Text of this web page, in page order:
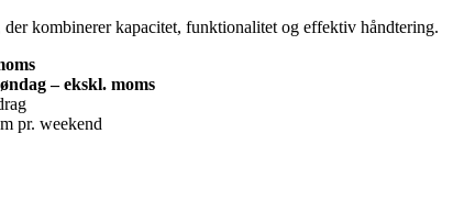
kombinerer kapacitet, funktionalitet og effektiv håndtering.
– ekskl. moms
pr. weekend